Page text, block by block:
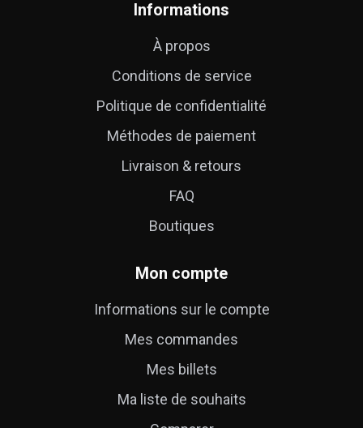
Informations
À propos
Conditions de service
Politique de confidentialité
Méthodes de paiement
Livraison & retours
FAQ
Boutiques
Mon compte
Informations sur le compte
Mes commandes
Mes billets
Ma liste de souhaits